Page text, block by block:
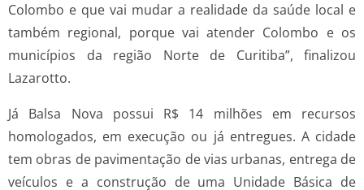
Colombo e que vai mudar a realidade da saúde local e
também regional, porque vai atender Colombo e os
municípios da região Norte de Curitiba”, finalizou
Lazarotto.
Já Balsa Nova possui R$ 14 milhões em recursos
homologados, em execução ou já entregues. A cidade
tem obras de pavimentação de vias urbanas, entrega de
veículos e a construção de uma Unidade Básica de